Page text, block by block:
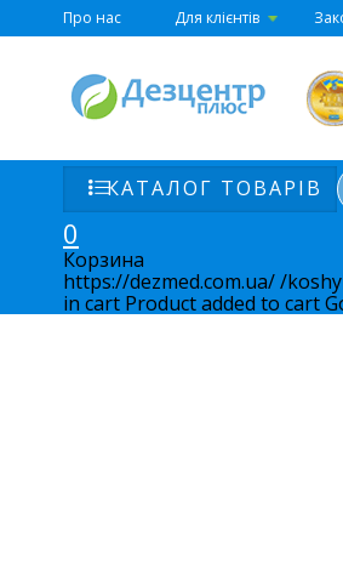
Про нас Для клієнтів
КАТАЛОГ ТОВАРІВ
0
Корзина
https://dezmed.com.ua//
in cart Product added to cart